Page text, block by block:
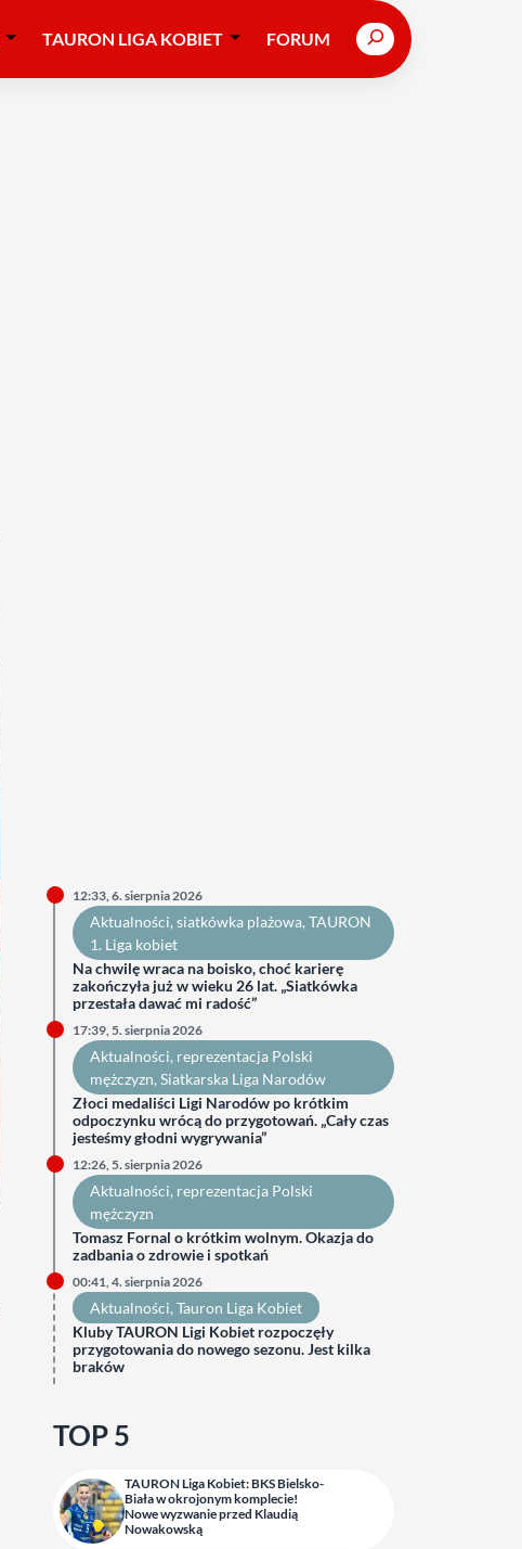
TAURON LIGA KOBIET FORUM Search
12:33, 6. sierpnia 2026
Aktualności, siatkówka plażowa, TAURON
1. Liga kobiet
Na chwilę wraca na boisko, choć karierę
zakończyła już w wieku 26 lat. „Siatkówka
przestała dawać mi radość”
17:39, 5. sierpnia 2026
Aktualności, reprezentacja Polski
mężczyzn, Siatkarska Liga Narodów
Złoci medaliści Ligi Narodów po krótkim
odpoczynku wrócą do przygotowań. „Cały czas
jesteśmy głodni wygrywania”
12:26, 5. sierpnia 2026
Aktualności, reprezentacja Polski
mężczyzn
Tomasz Fornal o krótkim wolnym. Okazja do
zadbania o zdrowie i spotkań
00:41, 4. sierpnia 2026
Aktualności, Tauron Liga Kobiet
Kluby TAURON Ligi Kobiet rozpoczęły
przygotowania do nowego sezonu. Jest kilka
braków
TOP 5
TAURON Liga Kobiet: BKS Bielsko-
Biała w okrojonym komplecie!
Nowe wyzwanie przed Klaudią
Nowakowską